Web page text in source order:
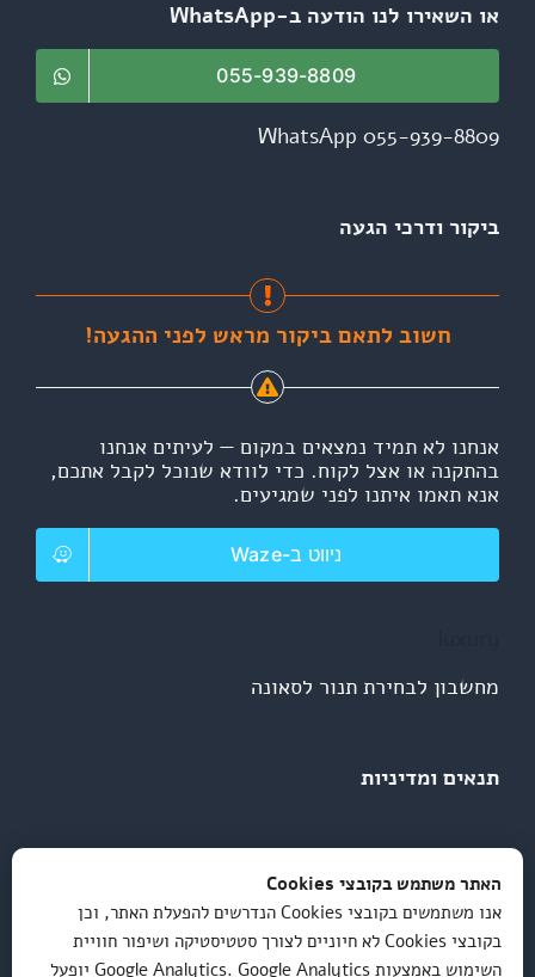
או השאירו לנו הודעה ב-WhatsApp
055-939-8809
WhatsApp 055-939-8809
ביקור ודרכי הגעה
חשוב לתאם ביקור מראש לפני ההגעה!
אנחנו לא תמיד נמצאים במקום — לעיתים אנחנו
בהתקנה או אצל לקוח. כדי לוודא שנוכל לקבל אתכם,
אנא תאמו איתנו לפני שמגיעים.
ניווט ב-Waze
מחשבון לבחירת תנור לסאונה
תנאים ומדיניות
תקנון ותנאי שימוש
האתר משתמש בקובצי Cookies
אנו משתמשים בקובצי Cookies הנדרשים להפעלת האתר, וכן
בקובצי Cookies לא חיוניים לצורך סטטיסטיקה ושיפור חוויית
השימוש באמצעות Google Analytics. Google Analytics יופעל